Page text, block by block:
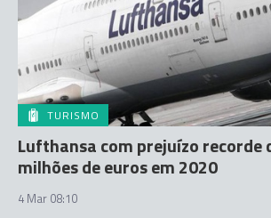
TURISMO
Lufthansa com prejuízo recorde
milhões de euros em 2020
4 Mar 08:10